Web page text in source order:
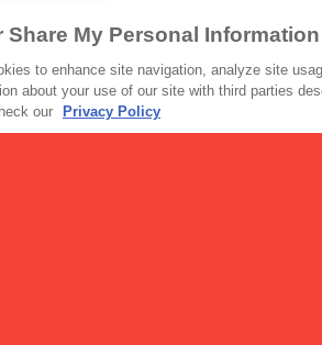
チョコレート
神戸ローストシ
Share My Personal Information
to enhance site navigation, analyze site
about your use of our site with third parties
our
Privacy Policy